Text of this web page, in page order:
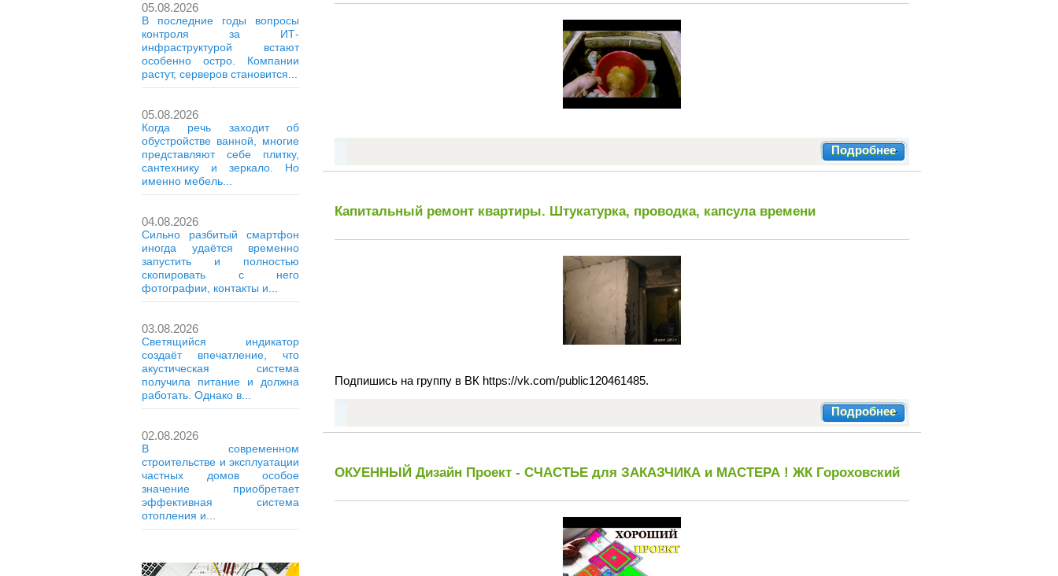
05.08.2026
В последние годы вопросы
контроля за ИТ-
инфраструктурой встают
особенно остро. Компании
растут, серверов становится...
05.08.2026
Когда речь заходит об
обустройстве ванной, многие
представляют себе плитку,
сантехнику и зеркало. Но
именно мебель...
04.08.2026
Сильно разбитый смартфон
иногда удаётся временно
запустить и полностью
скопировать с него
фотографии, контакты и...
03.08.2026
Светящийся индикатор
создаёт впечатление, что
акустическая система
получила питание и должна
работать. Однако в...
02.08.2026
В современном
строительстве и эксплуатации
частных домов особое
значение приобретает
эффективная система
отопления и...
Подробнее
Капитальный ремонт квартиры. Штукатурка, проводка, капсула времени
Подпишись на группу в ВК https://vk.com/public120461485.
Подробнее
ОКУЕННЫЙ Дизайн Проект - СЧАСТЬЕ для ЗАКАЗЧИКА и МАСТЕРА ! ЖК Гороховский